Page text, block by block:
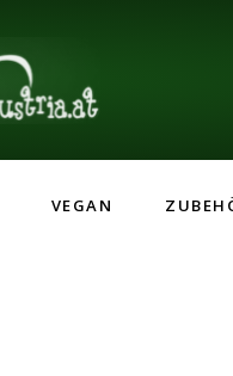
VEGAN